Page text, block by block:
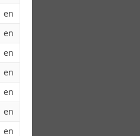
en
en
en
en
en
en
en